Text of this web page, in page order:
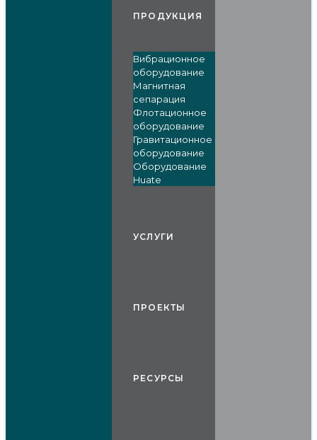
ПРОДУКЦИЯ
Вибрационное
оборудование
Магнитная
сепарация
Флотационное
оборудование
Гравитационное
оборудование
Оборудование
Huate
УСЛУГИ
ПРОЕКТЫ
РЕСУРСЫ